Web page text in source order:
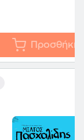
Προσθήκη